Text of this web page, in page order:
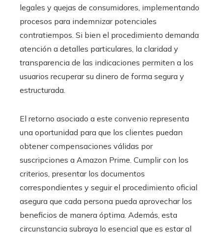
legales y quejas de consumidores, implementando
procesos para indemnizar potenciales
contratiempos. Si bien el procedimiento demanda
atención a detalles particulares, la claridad y
transparencia de las indicaciones permiten a los
usuarios recuperar su dinero de forma segura y
estructurada.
El retorno asociado a este convenio representa
una oportunidad para que los clientes puedan
obtener compensaciones válidas por
suscripciones a Amazon Prime. Cumplir con los
criterios, presentar los documentos
correspondientes y seguir el procedimiento oficial
asegura que cada persona pueda aprovechar los
beneficios de manera óptima. Además, esta
circunstancia subraya lo esencial que es estar al